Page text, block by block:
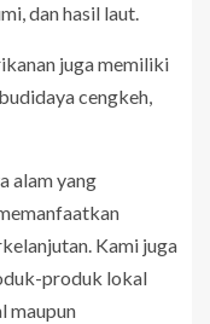
dan hasil laut.
juga memiliki
cengkeh,
alam yang
Kami juga
produk lokal
maupun